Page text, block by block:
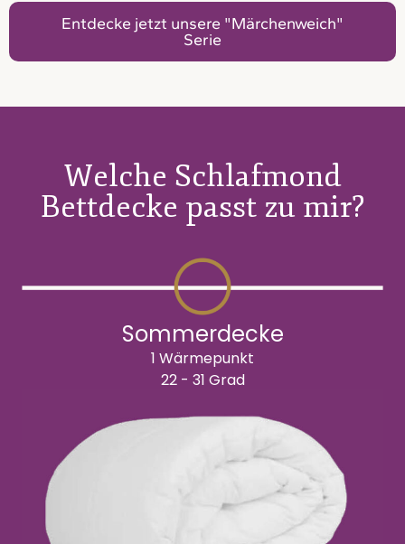
Entdecke jetzt unsere "Märchenweich"
Serie
Welche Schlafmond
Bettdecke passt zu mir?
Sommerdecke
1 Wärmepunkt
22 - 31 Grad